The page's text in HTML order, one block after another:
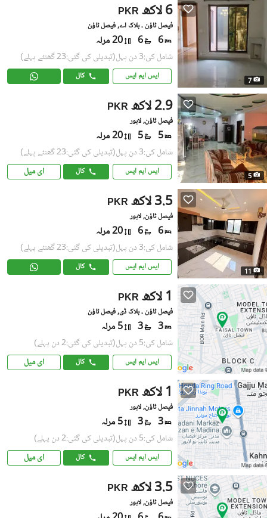
7
PKR 6 لاکھ
فیصل ٹاؤن ۔ بلاک اے, فیصل ٹاؤن
6
6 20 مرلہ
شامل کی:3 دن پہل (تبدیلی کی گئی:23 گھنٹے پہلے)
ایس ایم ایس کال
5
PKR 2.9 لاکھ
فیصل ٹاؤن, لاہور
5
5 20 مرلہ
شامل کی:3 دن پہل (تبدیلی کی گئی:23 گھنٹے پہلے)
ایس ایم ایس کال ای میل
11
PKR 3.5 لاکھ
فیصل ٹاؤن, لاہور
6
6 20 مرلہ
شامل کی:3 دن پہل (تبدیلی کی گئی:23 گھنٹے پہلے)
ایس ایم ایس کال
PKR 1 لاکھ
فیصل ٹاؤن ۔ بلاک ڈی, فیصل ٹاؤن
3
3 5 مرلہ
شامل کی:5 دن پہل (تبدیلی کی گئی:2 دن پہلے)
ایس ایم ایس کال ای میل
PKR 1 لاکھ
فیصل ٹاؤن, لاہور
3
3 5 مرلہ
شامل کی:5 دن پہل (تبدیلی کی گئی:2 دن پہلے)
ایس ایم ایس کال ای میل
PKR 3.5 لاکھ
فیصل ٹاؤن, لاہور